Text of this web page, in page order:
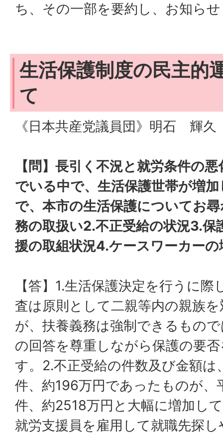
ち、その一部を要約し、お知ら
生活保護制度の民主的
て
《日本共産党議員団》明石 輝久
【問】長引く不況と就労条件の
でいる中で、生活保護世帯が増
で、本市の生活保護についてお
務の取扱い2.不正受給の状況3.保
援の取組状況4.ケースワーカーの
【答】1.生活保護決定を行うに
査は原則として二親等内の親族
が、扶養義務は強制できるもの
の回答を尊重しながら保護の要
す。2.不正受給の件数及び金額
件、約196万円であったものが
件、約2518万円と大幅に増加し
就労支援員を雇用して就職先探